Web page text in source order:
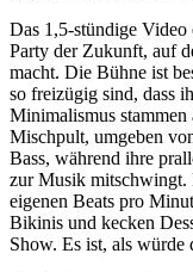
Das 1,5-stündige Video
Party der Zukunft, auf
macht. Die Bühne ist
so freizügig sind, dass
Minimalismus stammen
Mischpult, umgeben
Bass, während ihre
zur Musik mitschwingt.
eigenen Beats pro
Bikinis und kecken
Show. Es ist, als